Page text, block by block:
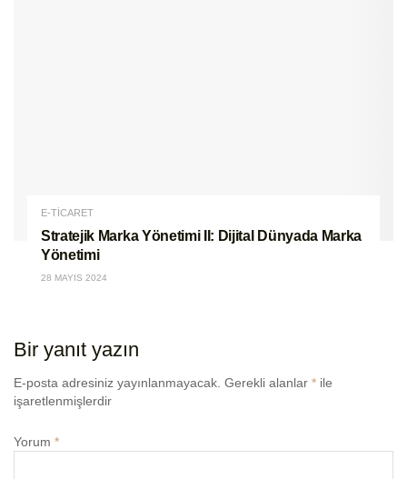
E-TİCARET
Stratejik Marka Yönetimi II: Dijital Dünyada Marka
Yönetimi
28 MAYIS 2024
Bir yanıt yazın
E-posta adresiniz yayınlanmayacak. Gerekli alanlar * ile
işaretlenmişlerdir
Yorum *